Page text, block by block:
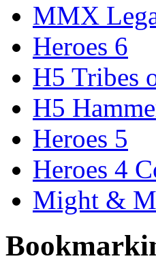
MMX
Heroes 6
H5 Tribes
H5
Heroes 5
Heroes 4
Might &